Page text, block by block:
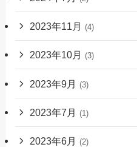
2023年11月 (4)
2023年10月 (3)
2023年9月 (3)
2023年7月 (1)
2023年6月 (2)